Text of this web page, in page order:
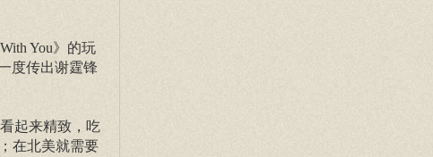
You》的玩
度传出谢霆锋
起来精致，吃
在北美就需要